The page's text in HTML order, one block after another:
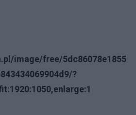
image/free/5dc86078e1855
?